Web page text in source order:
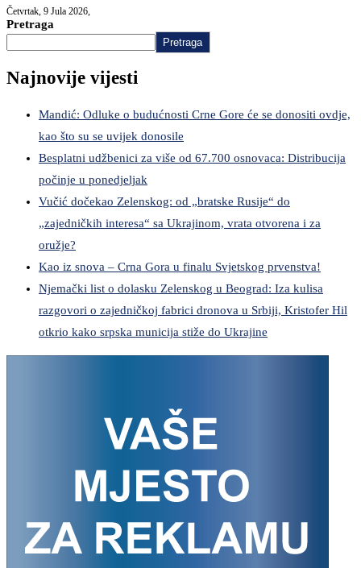
Četvrtak, 9 Jula 2026,
Pretraga
Pretraga
Najnovije vijesti
Mandić: Odluke o budućnosti Crne Gore će se donositi ovdje,
kao što su se uvijek donosile
Besplatni udžbenici za više od 67.700 osnovaca: Distribucija
počinje u ponedjeljak
Vučić dočekao Zelenskog: od „bratske Rusije“ do
„zajedničkih interesa“ sa Ukrajinom, vrata otvorena i za
oružje?
Kao iz snova – Crna Gora u finalu Svjetskog prvenstva!
Njemački list o dolasku Zelenskog u Beograd: Iza kulisa
razgovori o zajedničkoj fabrici dronova u Srbiji, Kristofer Hil
otkrio kako srpska municija stiže do Ukrajine